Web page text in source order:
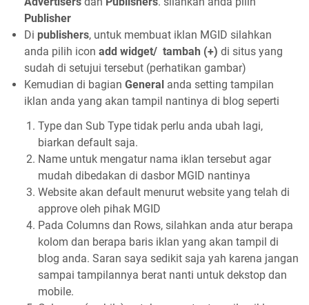
Publisher
Di publishers, untuk membuat iklan MGID silahkan
anda pilih icon add widget/ tambah (+) di situs yang
sudah di setujui tersebut (perhatikan gambar)
Kemudian di bagian General anda setting tampilan
iklan anda yang akan tampil nantinya di blog seperti
Type dan Sub Type tidak perlu anda ubah lagi,
biarkan default saja.
Name untuk mengatur nama iklan tersebut agar
mudah dibedakan di dasbor MGID nantinya
Website akan default menurut website yang telah di
approve oleh pihak MGID
Pada Columns dan Rows, silahkan anda atur berapa
kolom dan berapa baris iklan yang akan tampil di
blog anda. Saran saya sedikit saja yah karena jangan
sampai tampilannya berat nanti untuk dekstop dan
mobile.